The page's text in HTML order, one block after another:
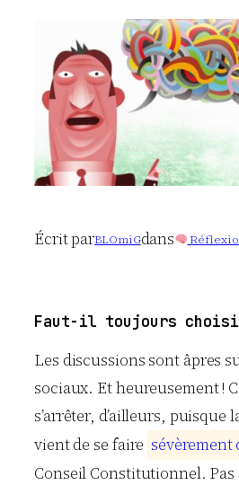
Écrit parBLOmiGdans
Faut-il toujours
Les discussions sont âpres
sociaux. Et heureusement !
s’arrêter, d’ailleurs, puisque
vient de se faire sévèrement
Conseil Constitutionnel. Pas